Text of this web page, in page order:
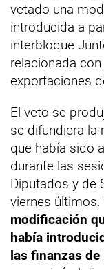
vetado una
introducida a
interbloque
relacionada
exportaciones
El veto se
se difundiera la
que había sido
durante las
Diputados y de
viernes últimos.
modificación
había
las finanzas